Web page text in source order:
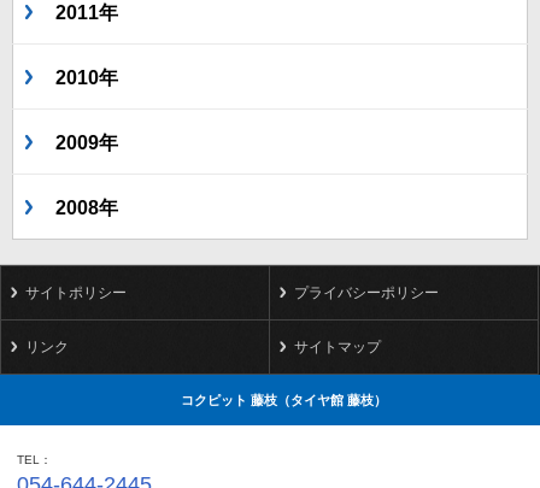
2011年
2010年
2009年
2008年
サイトポリシー プライバシーポリシー
リンク サイトマップ
コクピット 藤枝（タイヤ館 藤枝）
TEL